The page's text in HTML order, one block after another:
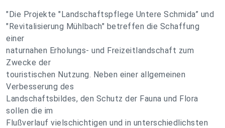
"Die Projekte "Landschaftspflege Untere Schmida” und
"Revitalisierung Mühlbach" betreffen die Schaffung
einer
naturnahen Erholungs- und Freizeitlandschaft zum
Zwecke der
touristischen Nutzung. Neben einer allgemeinen
Verbesserung des
Landschaftsbildes, den Schutz der Fauna und Flora
sollen die im
Flußverlauf vielschichtigen und in unterschiedlichsten